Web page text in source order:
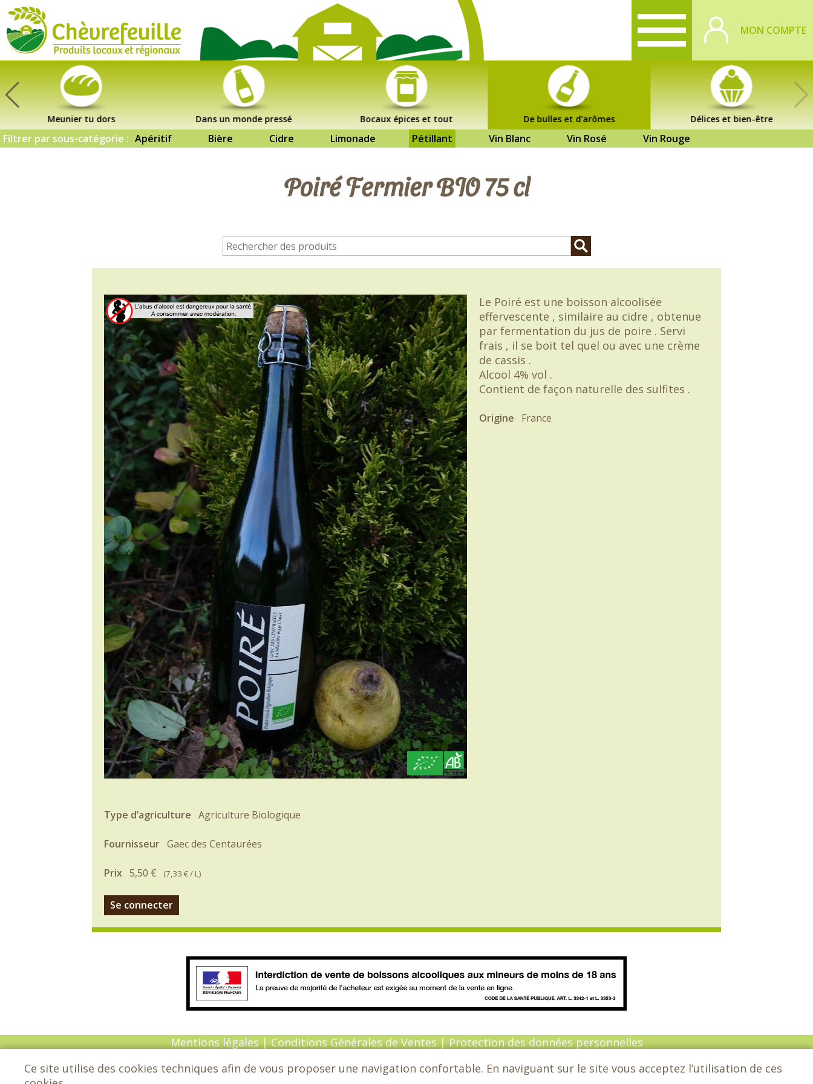
MON COMPTE
Meunier tu dors Dans un monde pressé Bocaux épices et tout De bulles et d'arômes Délices et bien-être
Filtrer par sous-catégorie : Apéritif Bière Cidre Limonade Pétillant Vin Blanc Vin Rosé Vin Rouge
Poiré Fermier BIO 75 cl
Le Poiré est une boisson alcoolisée
effervescente , similaire au cidre , obtenue
par fermentation du jus de poire . Servi
frais , il se boit tel quel ou avec une crème
de cassis .
Alcool 4% vol .
Contient de façon naturelle des sulfites .
Origine France
Type d’agriculture Agriculture Biologique
Fournisseur Gaec des Centaurées
Prix 5,50 € (7,33 €/ L)
Se connecter
Mentions légales | Conditions Générales de Ventes | Protection des données personnelles
© Copyright 2026 - Chèvrefeuille - Tous droits réservés - Conception : Sarl Dynapse
Ce site utilise des cookies techniques afin de vous proposer une navigation confortable. En naviguant sur le site vous acceptez l’utilisation de ces